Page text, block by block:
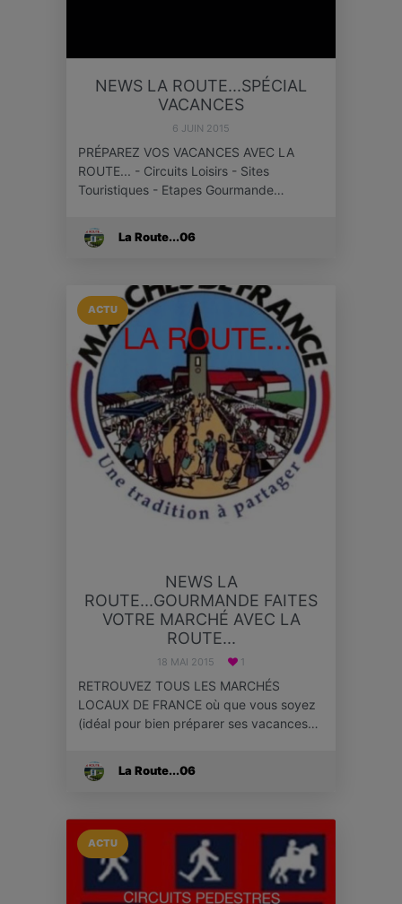
NEWS LA ROUTE...SPÉCIAL
VACANCES
6 JUIN 2015
PRÉPAREZ VOS VACANCES AVEC LA
ROUTE... - Circuits Loisirs - Sites
Touristiques - Etapes Gourmande…
La Route...06
ACTU
NEWS LA
ROUTE...GOURMANDE FAITES
VOTRE MARCHÉ AVEC LA
ROUTE...
18 MAI 2015 1
RETROUVEZ TOUS LES MARCHÉS
LOCAUX DE FRANCE où que vous soyez
(idéal pour bien préparer ses vacances…
La Route...06
ACTU